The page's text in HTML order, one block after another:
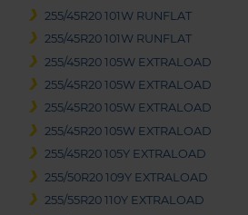
255/45R20 101W RUNFLAT
255/45R20 101W RUNFLAT
255/45R20 105W EXTRALOAD
255/45R20 105W EXTRALOAD
255/45R20 105W EXTRALOAD
255/45R20 105W EXTRALOAD
255/45R20 105Y EXTRALOAD
255/50R20 109Y EXTRALOAD
255/55R20 110Y EXTRALOAD